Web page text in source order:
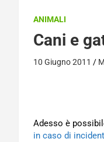
ANIMALI
Cani e
10 Giugno 2011
Adesso è
in caso di